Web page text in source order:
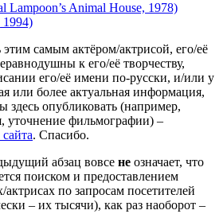
Lampoon’s Animal House, 1978)
самым актёром/актрисой, его/её
к его/её творчеству,
его/её имени по-русски, и/или у
или более актуальная информация,
опубликовать (например,
уточнение фильмографии) –
. Спасибо.
абзац вовсе не означает, что
поиском и предоставлением
по запросам посетителей
– их тысячи), как раз наоборот –